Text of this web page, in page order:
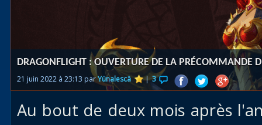
Races
alliées
des îles
DRAGONFLIGHT : OUVERTURE DE LA PRÉCOMMANDE
21 juin 2022 à 23:13 parYünalescä | 3
Au bout de deux mois après